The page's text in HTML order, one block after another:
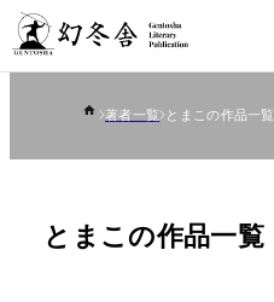
著者一覧 とまこの作品一覧
とまこの作品一覧